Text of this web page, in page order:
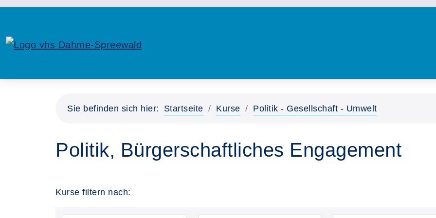
Sie befinden sich hier: Startseite Kurse Politik - Gesellschaft - Umwelt
Politik, Bürgerschaftliches Engagement
Kurse filtern nach: